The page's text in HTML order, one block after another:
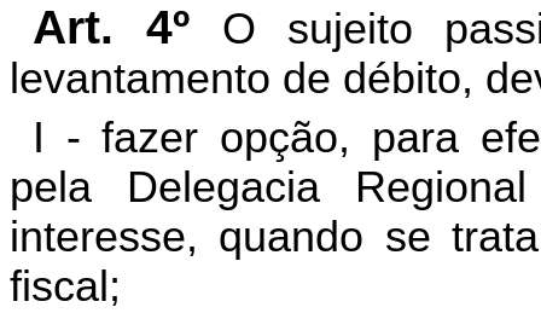
Art. 4º O sujeito
levantamento de débito,
I - fazer opção, para
pela Delegacia
interesse, quando se
fiscal;